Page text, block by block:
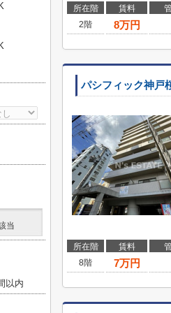
所在階 賃料
2階
8万円
パシフィック神戸
所在階 賃料
8階
7万円
当
以内